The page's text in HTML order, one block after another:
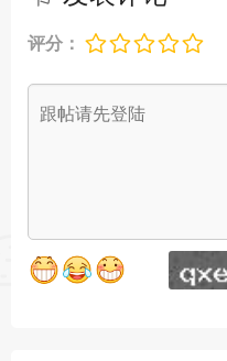
评分：